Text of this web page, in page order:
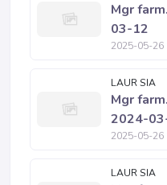
Mgr
03-12
2025-05-26
LAUR SIA
Mgr
2024-
2025-05-26
LAUR SIA